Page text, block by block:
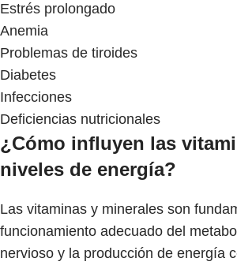
Estrés prolongado
Anemia
Problemas de tiroides
Diabetes
Infecciones
Deficiencias nutricionales
¿Cómo influyen las
niveles de energía?
Las vitaminas y minerales son
funcionamiento adecuado del
nervioso y la producción de energía